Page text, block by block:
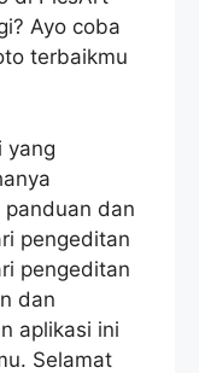
Ayo coba
terbaikmu
yang
dan
pengeditan
pengeditan
dan
aplikasi ini
Selamat